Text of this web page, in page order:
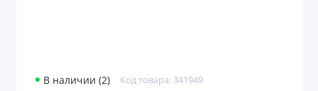
В наличии (2) Код товара: 341949